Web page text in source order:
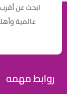
ابحث عن
عالمية
روابط مهمه